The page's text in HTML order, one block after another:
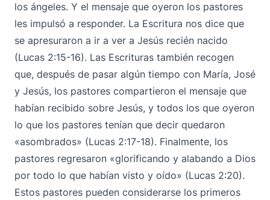
los ángeles. Y el mensaje que oyeron los pastores
les impulsó a responder. La Escritura nos dice que
se apresuraron a ir a ver a Jesús recién nacido
(Lucas 2:15-16). Las Escrituras también recogen
que, después de pasar algún tiempo con María, José
y Jesús, los pastores compartieron el mensaje que
habían recibido sobre Jesús, y todos los que oyeron
lo que los pastores tenían que decir quedaron
«asombrados» (Lucas 2:17-18). Finalmente, los
pastores regresaron «glorificando y alabando a Dios
por todo lo que habían visto y oído» (Lucas 2:20).
Estos pastores pueden considerarse los primeros